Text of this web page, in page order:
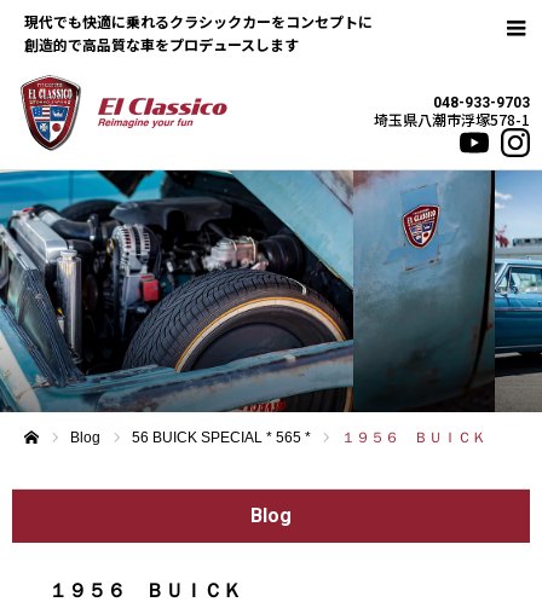
現代でも快適に乗れるクラシックカーをコンセプトに
048-933-9703
埼玉県八潮市浮塚578-1
Blog 56 BUICK SPECIAL * 565 * １９５６ ＢＵＩＣＫ
Blog
１９５６ ＢＵＩＣＫ